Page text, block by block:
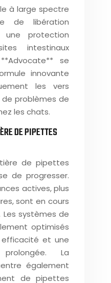
à large spectre
de libération
une protection
intestinaux
se
innovante
les vers
problèmes de
les chats.
DE PIPETTES
de pipettes
de progresser.
actives, plus
sont en cours
systèmes de
optimisés
efficacité et une
La
également
de pipettes